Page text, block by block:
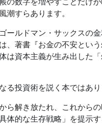
潮すらあります。
ールドマン・サックスの
、著書『お金の不安とい
は資本主義が生み出した
る投資術を説く本ではあり
ら解き放たれ、これから
体的な生存戦略」を提示